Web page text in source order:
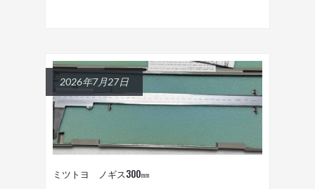
2026年7月27日
ミツトヨ ノギス300㎜